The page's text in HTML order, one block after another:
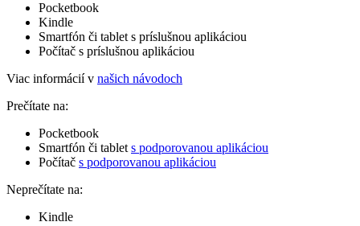
Pocketbook
Kindle
Smartfón či tablet s príslušnou aplikáciou
Počítač s príslušnou aplikáciou
Viac informácií v našich návodoch
Prečítate na:
Pocketbook
Smartfón či tablet s podporovanou aplikáciou
Počítač s podporovanou aplikáciou
Neprečítate na:
Kindle